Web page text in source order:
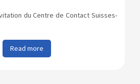
du Centre de Contact Suisses-
Read more